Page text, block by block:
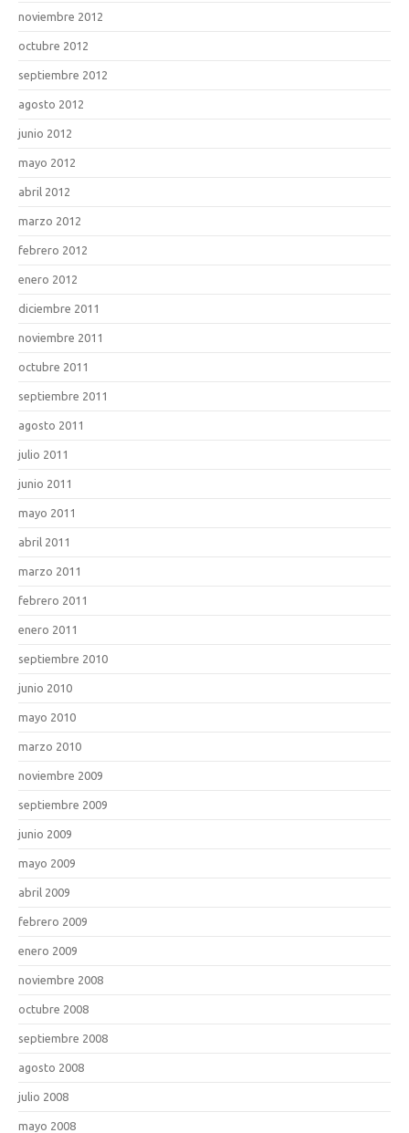
noviembre 2012
octubre 2012
septiembre 2012
agosto 2012
junio 2012
mayo 2012
abril 2012
marzo 2012
febrero 2012
enero 2012
diciembre 2011
noviembre 2011
octubre 2011
septiembre 2011
agosto 2011
julio 2011
junio 2011
mayo 2011
abril 2011
marzo 2011
febrero 2011
enero 2011
septiembre 2010
junio 2010
mayo 2010
marzo 2010
noviembre 2009
septiembre 2009
junio 2009
mayo 2009
abril 2009
febrero 2009
enero 2009
noviembre 2008
octubre 2008
septiembre 2008
agosto 2008
julio 2008
mayo 2008